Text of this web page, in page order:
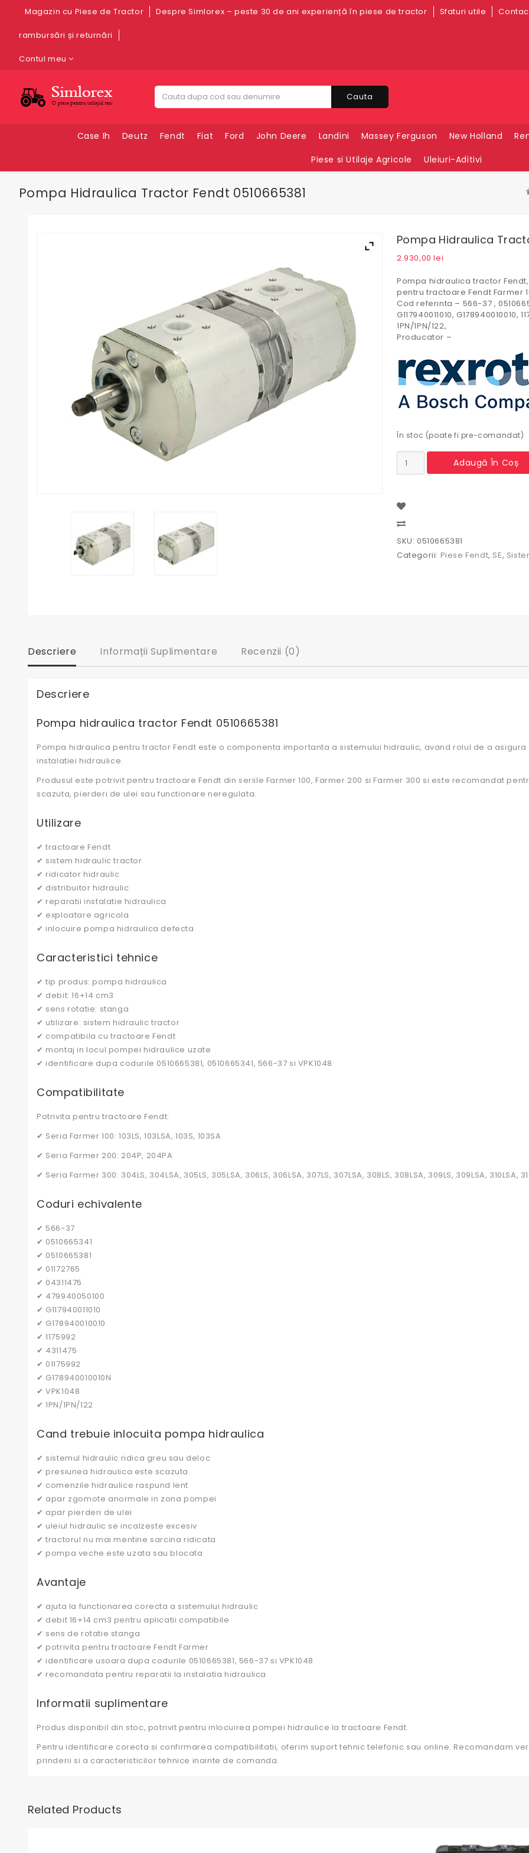
Magazin cu Piese de Tractor Despre Simlorex – peste 30 de ani experiență în piese de tractor Sfaturi utile
rambursări și returnări
Contul meu
Cauta
Case Ih Deutz Fendt Fiat Ford John Deere Landini Massey Ferguson New Holland
Piese si Utilaje Agricole
Uleiuri-Aditivi
Pompa Hidraulica Tractor Fendt 0510665381
Pompa Hidraulica
2.930,00lei
Pompa hidraulica tractor
pentru tractoare Fendt Farmer
Cod referinta – 566-37 ,
G117940011010, G178940010010,
1PN/1PN/122,
Producator –
În stoc (poate fi pre-comandat)
Cantitate
Pompa
Fendt
0510665381
Adaugă În Coș
SKU: 0510665381
Categorii: Piese Fendt, SE,
Descriere Informații Suplimentare Recenzii (0)
Descriere
Pompa hidraulica tractor Fendt 0510665381
Pompa hidraulica pentru tractor Fendt este o componenta importanta a sistemului hidraulic, avand rolul de a
instalatiei hidraulice.
Produsul este potrivit pentru tractoare Fendt din seriile Farmer 100, Farmer 200 si Farmer 300 si este recomandat
scazuta, pierderi de ulei sau functionare neregulata.
Utilizare
✔ tractoare Fendt
✔ sistem hidraulic tractor
✔ ridicator hidraulic
✔ distribuitor hidraulic
✔ reparatii instalatie hidraulica
✔ exploatare agricola
✔ inlocuire pompa hidraulica defecta
Caracteristici tehnice
✔ tip produs: pompa hidraulica
✔ debit: 16+14 cm3
✔ sens rotatie: stanga
✔ utilizare: sistem hidraulic tractor
✔ compatibila cu tractoare Fendt
✔ montaj in locul pompei hidraulice uzate
✔ identificare dupa codurile 0510665381, 0510665341, 566-37 si VPK1048
Compatibilitate
Potrivita pentru tractoare Fendt:
✔ Seria Farmer 100: 103LS, 103LSA, 103S, 103SA
✔ Seria Farmer 200: 204P, 204PA
✔ Seria Farmer 300: 304LS, 304LSA, 305LS, 305LSA, 306LS, 306LSA, 307LS, 307LSA, 308LS, 308LSA, 309LS, 309LSA, 310LSA,
Coduri echivalente
✔ 566-37
✔ 0510665341
✔ 0510665381
✔ 01172765
✔ 04311475
✔ 479940050100
✔ G117940011010
✔ G178940010010
✔ 1175992
✔ 4311475
✔ 01175992
✔ G178940010010N
✔ VPK1048
✔ 1PN/1PN/122
Cand trebuie inlocuita pompa hidraulica
✔ sistemul hidraulic ridica greu sau deloc
✔ presiunea hidraulica este scazuta
✔ comenzile hidraulice raspund lent
✔ apar zgomote anormale in zona pompei
✔ apar pierderi de ulei
✔ uleiul hidraulic se incalzeste excesiv
✔ tractorul nu mai mentine sarcina ridicata
✔ pompa veche este uzata sau blocata
Avantaje
✔ ajuta la functionarea corecta a sistemului hidraulic
✔ debit 16+14 cm3 pentru aplicatii compatibile
✔ sens de rotatie stanga
✔ potrivita pentru tractoare Fendt Farmer
✔ identificare usoara dupa codurile 0510665381, 566-37 si VPK1048
✔ recomandata pentru reparatii la instalatia hidraulica
Informatii suplimentare
Produs disponibil din stoc, potrivit pentru inlocuirea pompei hidraulice la tractoare Fendt.
Pentru identificare corecta si confirmarea compatibilitatii, oferim suport tehnic telefonic sau online. Recomandam
prinderii si a caracteristicilor tehnice inainte de comanda.
Related Products